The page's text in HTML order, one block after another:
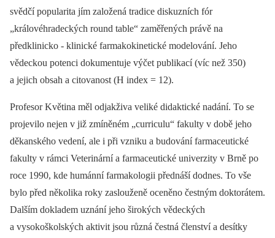
svědčí popularita jím založená tradice diskuzních fór
„královéhradeckých round table“ zaměřených právě na
předklinicko -⁠ klinické farmakokinetické modelování. Jeho
vědeckou potenci dokumentuje výčet publikací (víc než 350)
a jejich obsah a citovanost (H index = 12).
Profesor Květina měl odjakživa veliké didaktické nadání. To se
projevilo nejen v již zmíněném „curriculu“ fakulty v době jeho
děkanského vedení, ale i při vzniku a budování farmaceutické
fakulty v rámci Veterinární a farmaceutické univerzity v Brně po
roce 1990, kde humánní farmakologii přednáší dodnes. To vše
bylo před několika roky zaslouženě oceněno čestným doktorátem.
Dalším dokladem uznání jeho širokých vědeckých
a vysokoškolských aktivit jsou různá čestná členství a desítky